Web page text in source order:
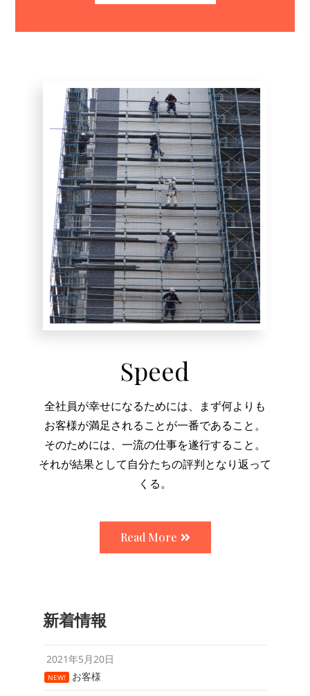
Speed
全社員が幸せになるためには、まず何よりも
お客様が満足されることが一番であること。
そのためには、一流の仕事を遂行すること。
それが結果として自分たちの評判となり返って
くる。
Read More
新着情報
2021年5月20日
NEW! お客様